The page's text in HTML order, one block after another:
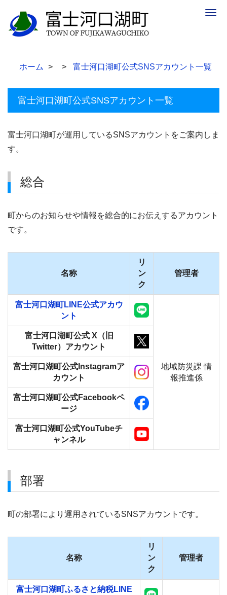
ホーム 富士河口湖町公式SNSアカウント一覧
富士河口湖町公式SNSアカウント一覧
富士河口湖町が運用しているSNSアカウントをご案内しま
す。
総合
町からのお知らせや情報を総合的にお伝えするアカウント
です。
名称
リ
ン
ク
管理者
富士河口湖町LINE公式アカウ
ント
地域防災課 情
報推進係
富士河口湖町公式 X（旧
Twitter）アカウント
富士河口湖町公式Instagramア
カウント
富士河口湖町公式Facebookペ
ージ
富士河口湖町公式YouTubeチ
ャンネル
部署
町の部署により運用されているSNSアカウントです。
名称
リ
ン
ク
管理者
富士河口湖町ふるさと納税LINE